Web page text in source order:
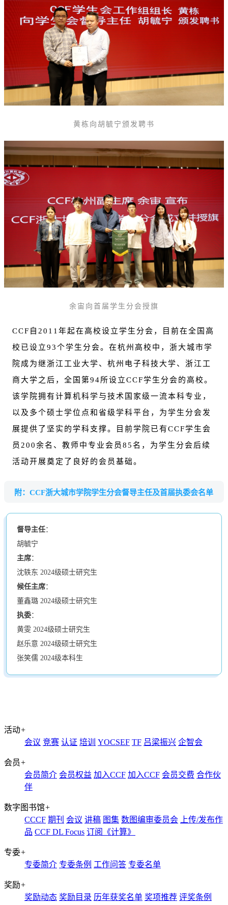
黄栋向胡毓宁颁发聘书
余宙向首届学生分会授旗
CCF自2011年起在高校设立学生分会，目前在全国高
校已设立93个学生分会。在杭州高校中，浙大城市学
院成为继浙江工业大学、杭州电子科技大学、浙江工
商大学之后，全国第94所设立CCF学生分会的高校。
该学院拥有计算机科学与技术国家级一流本科专业，
以及多个硕士学位点和省级学科平台，为学生分会发
展提供了坚实的学科支撑。目前学院已有CCF学生会
员200余名、教师中专业会员85名，为学生分会后续
活动开展奠定了良好的会员基础。
附：CCF浙大城市学院学生分会督导主任及首届执委会名单
督导主任：
胡毓宁
主席：
沈轶东 2024级硕士研究生
候任主席：
董鑫璐 2024级硕士研究生
执委：
黄雯 2024级硕士研究生
赵乐意 2024级硕士研究生
张笑儒 2024级本科生
活动+
会议 竞赛 认证 培训 YOCSEF TF 吕梁振兴 企智会
会员+
会员简介 会员权益 加入CCF 加入CCF 会员交费 合作伙
伴
数字图书馆+
CCCF 期刊 会议 讲稿 图集 数图编审委员会
上传/发布作
品 CCF DL Focus 订阅《计算》
专委+
专委简介 专委条例 工作问答 专委名单
奖励+
奖励动态 奖励目录 历年获奖名单 奖项推荐 评奖条例